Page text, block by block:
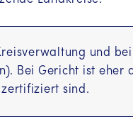
und
Bei Gericht ist eher
sind.